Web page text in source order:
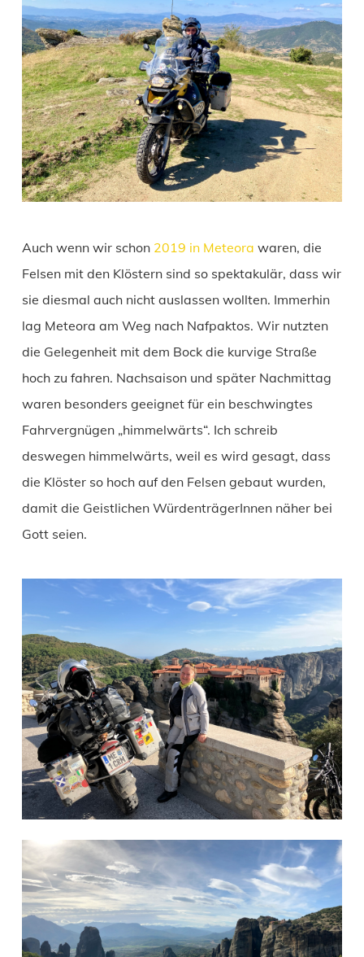
Auch wenn wir schon 2019 in Meteora waren, die
Felsen mit den Klöstern sind so spektakulär, dass wir
sie diesmal auch nicht auslassen wollten. Immerhin
lag Meteora am Weg nach Nafpaktos. Wir nutzten
die Gelegenheit mit dem Bock die kurvige Straße
hoch zu fahren. Nachsaison und später Nachmittag
waren besonders geeignet für ein beschwingtes
Fahrvergnügen „himmelwärts“. Ich schreib
deswegen himmelwärts, weil es wird gesagt, dass
die Klöster so hoch auf den Felsen gebaut wurden,
damit die Geistlichen WürdenträgerInnen näher bei
Gott seien.